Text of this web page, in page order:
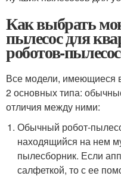
Как выбрать
пылесос для
роботов-
Все модели, имеющиеся
2 основных типа:
отличия между ними:
Обычный робот-
находящийся на нем
пылесборник. Если
салфеткой, то с ее